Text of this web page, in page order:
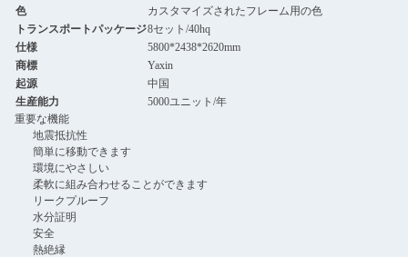
色
カスタマイズされたフレーム用の色
トランスポートパッケージ8セット/40hq
仕様
5800*2438*2620mm
商標
Yaxin
起源
中国
生産能力
5000ユニット/年
重要な機能
地震抵抗性
簡単に移動できます
環境にやさしい
柔軟に組み合わせることができます
リークプルーフ
水分証明
安全
熱絶縁